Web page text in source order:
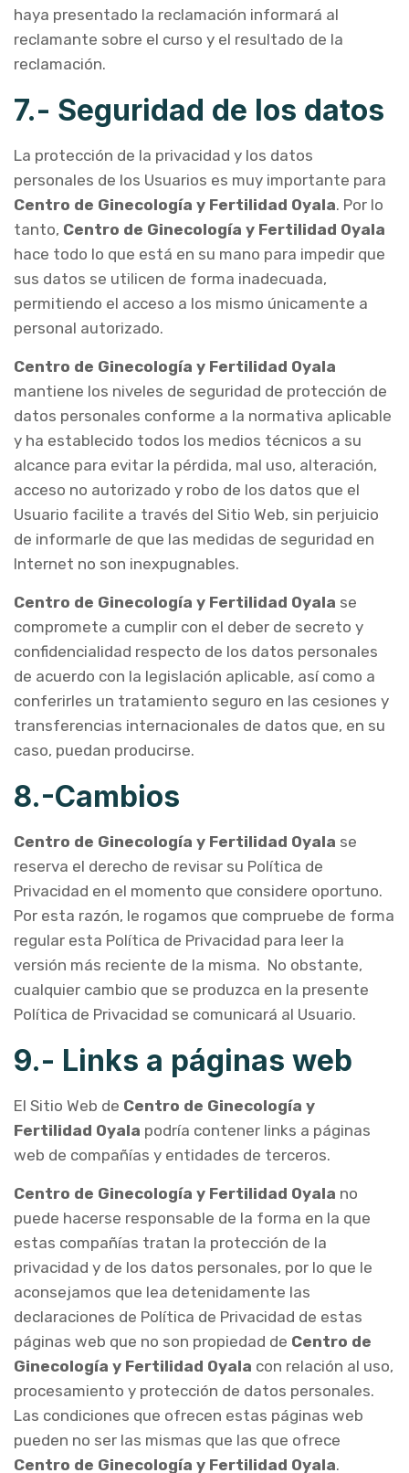
haya presentado la reclamación informará al
reclamante sobre el curso y el resultado de la
reclamación.
7.- Seguridad de los datos
La protección de la privacidad y los datos
personales de los Usuarios es muy importante para
Centro de Ginecología y Fertilidad Oyala. Por lo
tanto, Centro de Ginecología y Fertilidad Oyala
hace todo lo que está en su mano para impedir que
sus datos se utilicen de forma inadecuada,
permitiendo el acceso a los mismo únicamente a
personal autorizado.
Centro de Ginecología y Fertilidad Oyala
mantiene los niveles de seguridad de protección de
datos personales conforme a la normativa aplicable
y ha establecido todos los medios técnicos a su
alcance para evitar la pérdida, mal uso, alteración,
acceso no autorizado y robo de los datos que el
Usuario facilite a través del Sitio Web, sin perjuicio
de informarle de que las medidas de seguridad en
Internet no son inexpugnables.
Centro de Ginecología y Fertilidad Oyala se
compromete a cumplir con el deber de secreto y
confidencialidad respecto de los datos personales
de acuerdo con la legislación aplicable, así como a
conferirles un tratamiento seguro en las cesiones y
transferencias internacionales de datos que, en su
caso, puedan producirse.
8.-Cambios
Centro de Ginecología y Fertilidad Oyala se
reserva el derecho de revisar su Política de
Privacidad en el momento que considere oportuno.
Por esta razón, le rogamos que compruebe de forma
regular esta Política de Privacidad para leer la
versión más reciente de la misma. No obstante,
cualquier cambio que se produzca en la presente
Política de Privacidad se comunicará al Usuario.
9.- Links a páginas web
El Sitio Web de Centro de Ginecología y
Fertilidad Oyala podría contener links a páginas
web de compañías y entidades de terceros.
Centro de Ginecología y Fertilidad Oyala no
puede hacerse responsable de la forma en la que
estas compañías tratan la protección de la
privacidad y de los datos personales, por lo que le
aconsejamos que lea detenidamente las
declaraciones de Política de Privacidad de estas
páginas web que no son propiedad de Centro de
Ginecología y Fertilidad Oyala con relación al uso,
procesamiento y protección de datos personales.
Las condiciones que ofrecen estas páginas web
pueden no ser las mismas que las que ofrece
Centro de Ginecología y Fertilidad Oyala.